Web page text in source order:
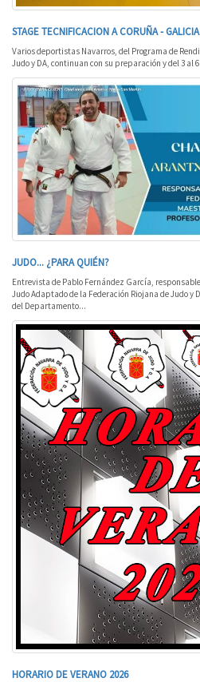
STAGE TECNIFICACION A CORUÑA -
Varios deportistas Navarros, del Programa de
Judo y DA, continuan con su preparación y del 3 al
JUDO... ¿PARA QUIÉN?
Entrevista de Pablo Fernández García,
Judo Adaptado de la Federación Riojana de Judo y
del Departamento...
HORARIO DE VERANO 2026